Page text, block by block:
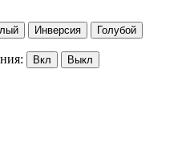
Инверсия Голубой
Вкл Выкл